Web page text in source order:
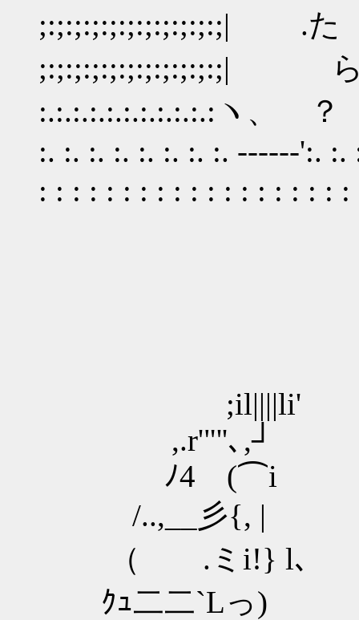
;:;:;:;:;:;:;:;:;:;:;| .た
;:;:;:;:;:;:;:;:;:;:;| ら
:.:.:.:.:.:.:.:.:.:.:ヽ、 ？
:. :. :. :. :. :. :. :. ‐‐--‐‐':.
: : : : : : : : : : : : : : : : : :
;il||||li'
,.r'"''､,┘
ﾉ4 (⌒i
/..,__彡{,
（ .ミi!}
ｸｭ二二`L